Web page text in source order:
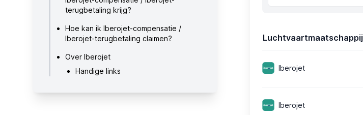
terugbetaling krijg?
Hoe kan ik Iberojet-compensatie /
Iberojet-terugbetaling claimen?
Over Iberojet
Handige links
Luchtvaartmaatschappij
Iberojet
Iberojet